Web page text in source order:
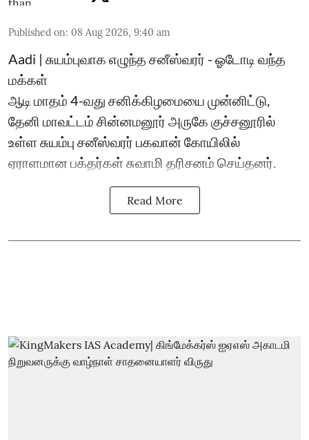
Published on: 08 Aug 2026, 9:40 am
Aadi | சுயம்புவாக எழுந்த சனீஸ்வரர் - ஓடோடி வந்த
மக்கள்
ஆடி மாதம் 4-வது சனிக்கிழமையை முன்னிட்டு,
தேனி மாவட்டம் சின்னமனூர் அருகே குச்சனூரில்
உள்ள சுயம்பு சனீஸ்வரர் பகவான் கோயிலில்
ஏராளமான பக்தர்கள் சுவாமி தரிசனம் செய்தனர்.
Read More